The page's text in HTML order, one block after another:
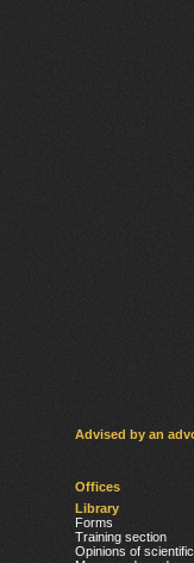
Advised by an
Offices
Library
Forms
Training section
Opinions of